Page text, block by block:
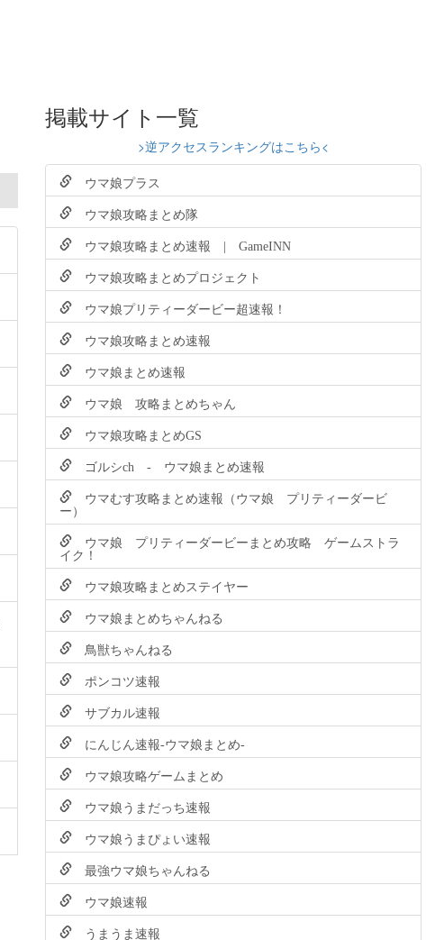
掲載サイト一覧
>逆アクセスランキングはこちら<
ウマ娘プラス
ウマ娘攻略まとめ隊
ウマ娘攻略まとめ速報 | GameINN
ウマ娘攻略まとめプロジェクト
ウマ娘プリティーダービー超速報！
ウマ娘攻略まとめ速報
ウマ娘まとめ速報
ウマ娘 攻略まとめちゃん
ウマ娘攻略まとめGS
ゴルシch - ウマ娘まとめ速報
ウマむす攻略まとめ速報（ウマ娘 プリティーダービ
ー）
ウマ娘 プリティーダービーまとめ攻略 ゲームストラ
イク！
ウマ娘攻略まとめステイヤー
ウマ娘まとめちゃんねる
鳥獣ちゃんねる
ポンコツ速報
サブカル速報
にんじん速報-ウマ娘まとめ-
ウマ娘攻略ゲームまとめ
ウマ娘うまだっち速報
ウマ娘うまぴょい速報
最強ウマ娘ちゃんねる
ウマ娘速報
うまうま速報